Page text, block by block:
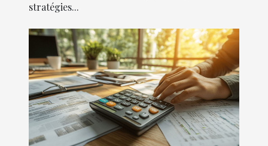
stratégies...